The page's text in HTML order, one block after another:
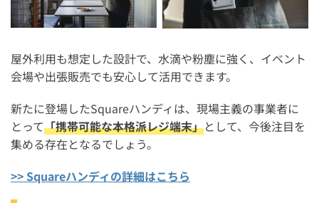
屋外利用も想定した設計で、水滴や粉塵に強く、イベント
会場や出張販売でも安心して活用できます。
新たに登場したSquareハンディは、現場主義の事業者に
とって「携帯可能な本格派レジ端末」として、今後注目を
集める存在となるでしょう。
>> Squareハンディの詳細はこちら